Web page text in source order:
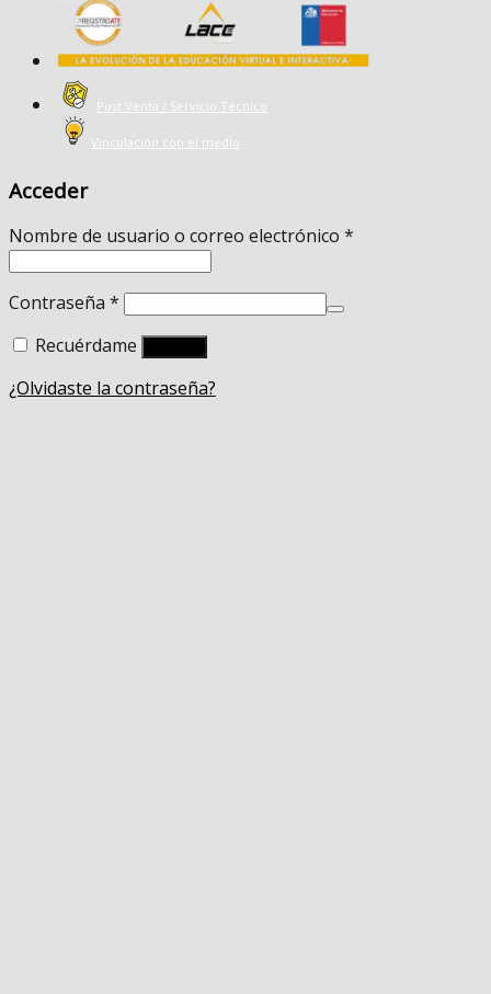
Post Venta / Servicio Técnico
Vinculación con el medio
Acceder
Nombre de usuario o correo electrónico *
Contraseña *
Recuérdame
¿Olvidaste la contraseña?